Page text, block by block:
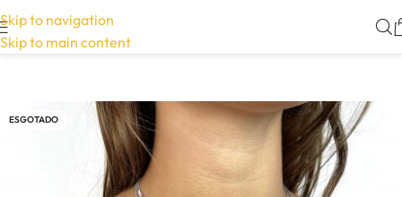
Skip to navigation
Skip to main content
ESGOTADO